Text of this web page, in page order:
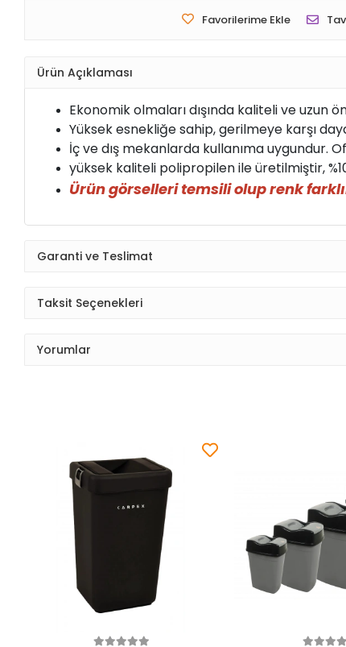
Favorilerime Ekle
Ürün Açıklaması
Ekonomik olmaları dışında kaliteli ve
Yüksek esnekliğe sahip, gerilmeye karşı
İç ve dış mekanlarda kullanıma uygundur.
yüksek kaliteli polipropilen ile üretilmiştir,
Ürün görselleri temsili olup renk
Garanti ve Teslimat
Taksit Seçenekleri
Yorumlar